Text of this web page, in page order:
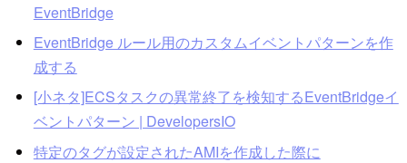
EventBridge
EventBridge ルール用のカスタムイベントパターンを作
成する
[小ネタ]ECSタスクの異常終了を検知するEventBridgeイ
ベントパターン | DevelopersIO
特定のタグが設定されたAMIを作成した際に